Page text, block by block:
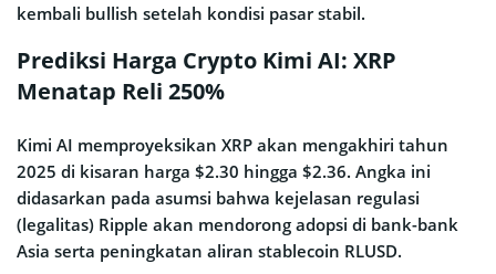
kembali bullish setelah kondisi pasar stabil.
Prediksi Harga Crypto Kimi AI: XRP
Menatap Reli 250%
Kimi AI memproyeksikan XRP akan mengakhiri tahun
2025 di kisaran harga $2.30 hingga $2.36. Angka ini
didasarkan pada asumsi bahwa kejelasan regulasi
(legalitas) Ripple akan mendorong adopsi di bank-bank
Asia serta peningkatan aliran stablecoin RLUSD.